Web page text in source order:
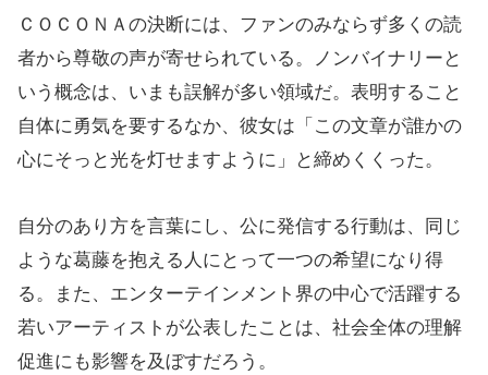
ＣＯＣＯＮＡの決断には、ファンのみならず多くの読
者から尊敬の声が寄せられている。ノンバイナリーと
いう概念は、いまも誤解が多い領域だ。表明すること
自体に勇気を要するなか、彼女は「この文章が誰かの
心にそっと光を灯せますように」と締めくくった。
自分のあり方を言葉にし、公に発信する行動は、同じ
ような葛藤を抱える人にとって一つの希望になり得
る。また、エンターテインメント界の中心で活躍する
若いアーティストが公表したことは、社会全体の理解
促進にも影響を及ぼすだろう。